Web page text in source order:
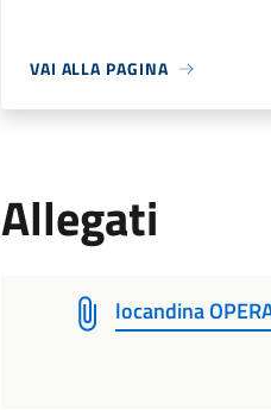
VAI ALLA PAGINA
Allegati
locandina